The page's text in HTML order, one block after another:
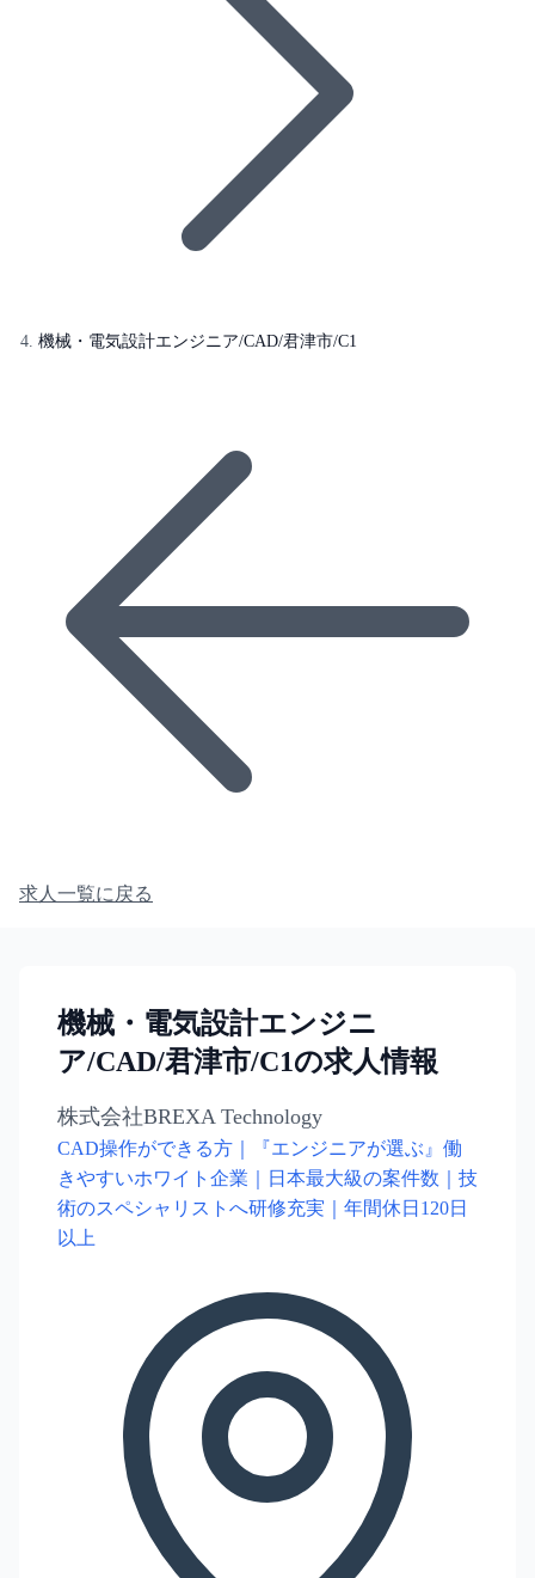
機械・電気設計エンジニア/CAD/君津市/C1
求人一覧に戻る
機械・電気設計エンジニ
ア/CAD/君津市/C1の求人情報
株式会社BREXA Technology
CAD操作ができる方｜『エンジニアが選ぶ』働
きやすいホワイト企業｜日本最大級の案件数｜技
術のスペシャリストへ研修充実｜年間休日120日
以上